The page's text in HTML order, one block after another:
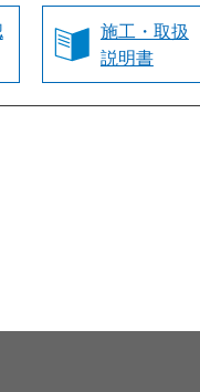
施工・取扱
説明書